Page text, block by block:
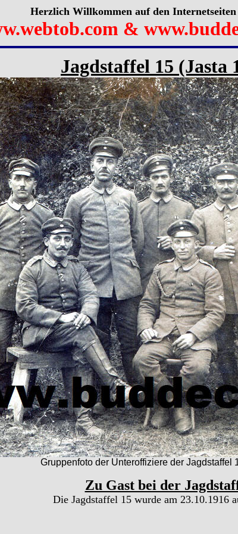
Herzlich Willkommen auf den Internetseiten
&
Jagdstaffel 15 (Jasta
Gruppenfoto der Unteroffiziere der
Zu Gast bei der
Die Jagdstaffel 15 wurde am 23.10.1916